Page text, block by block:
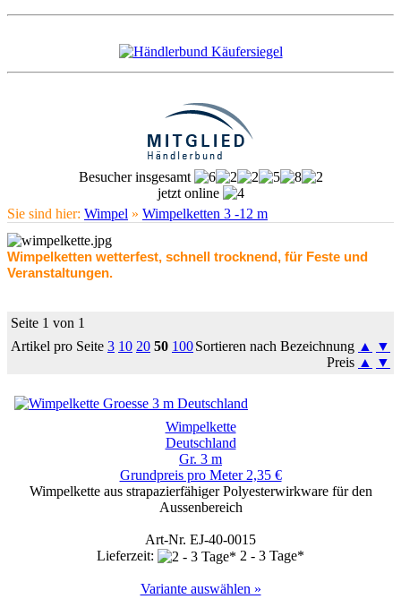
Besucher insgesamt
jetzt online
Sie sind hier: Wimpel » Wimpelketten 3 -12 m
Wimpelketten wetterfest, schnell trocknend, für Feste und
Veranstaltungen.
Seite 1 von 1
Artikel pro Seite 3 10 20 50 100Sortieren nach Bezeichnung ▲
▼
Preis ▲ ▼
Wimpelkette
Deutschland
Gr. 3 m
Grundpreis pro Meter 2,35 €
Wimpelkette aus strapazierfähiger Polyesterwirkware für den
Aussenbereich
Art-Nr. EJ-40-0015
Lieferzeit:
2 - 3 Tage*
Variante auswählen »